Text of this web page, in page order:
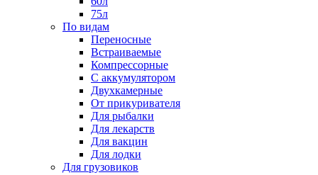
75л
По видам
Переносные
Встраиваемые
Компрессорные
С аккумулятором
Двухкамерные
От прикуривателя
Для рыбалки
Для лекарств
Для вакцин
Для лодки
Для грузовиков